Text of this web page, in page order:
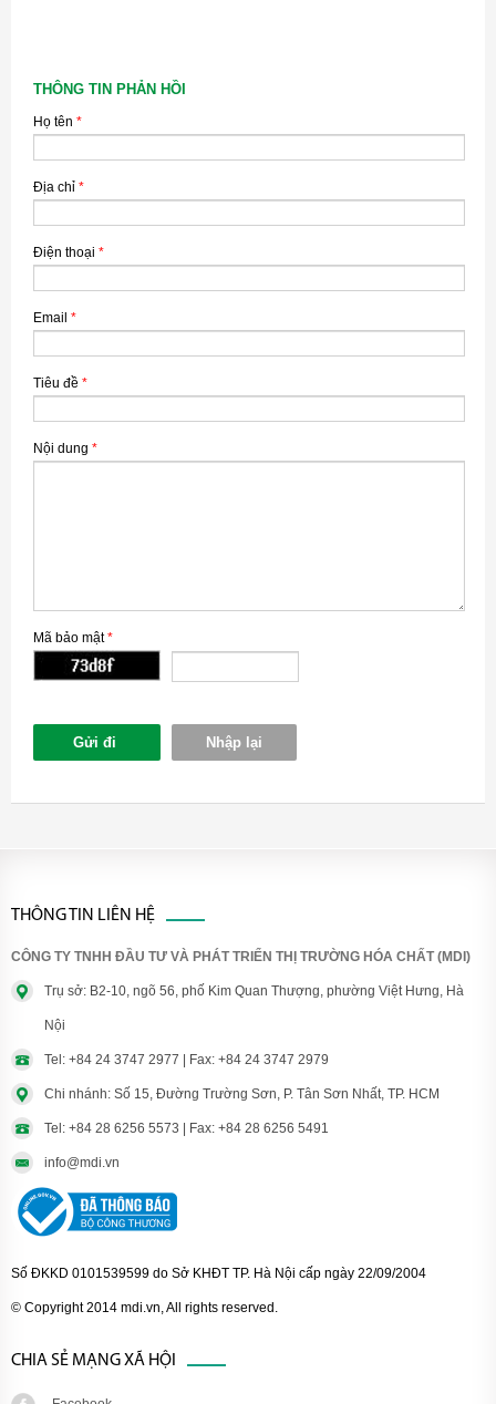
THÔNG TIN PHẢN HỒI
Họ tên *
Địa chỉ *
Điện thoại *
Email *
Tiêu đề *
Nội dung *
Mã bảo mật*
Gửi đi Nhập lại
THÔNG TIN LIÊN HỆ
CÔNG TY TNHH ĐẦU TƯ VÀ PHÁT TRIỂN THỊ TRƯỜNG HÓA CHẤT (MDI)
Trụ sở: B2-10, ngõ 56, phố Kim Quan Thượng, phường Việt Hưng, Hà
Nội
Tel: +84 24 3747 2977 | Fax: +84 24 3747 2979
Chi nhánh: Số 15, Đường Trường Sơn, P. Tân Sơn Nhất, TP. HCM
Tel: +84 28 6256 5573 | Fax: +84 28 6256 5491
info@mdi.vn
Số ĐKKD 0101539599 do Sở KHĐT TP. Hà Nội cấp ngày 22/09/2004
© Copyright 2014 mdi.vn, All rights reserved.
CHIA SẺ MẠNG XÃ HỘI